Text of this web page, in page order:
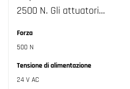
2500 N. Gli attuatori…
Forza
500 N
Tensione di alimentazione
24 V AC